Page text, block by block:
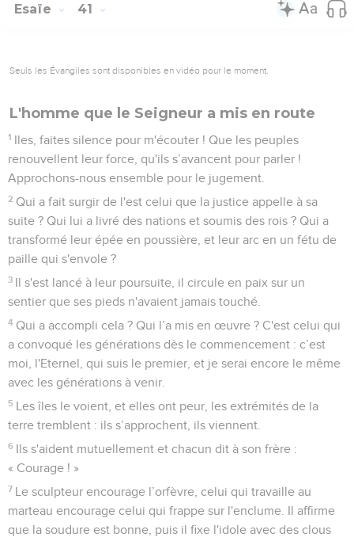
Esaïe 41
Seuls les Évangiles sont disponibles en vidéo pour le moment.
L'homme que le Seigneur a mis en route
1 Iles, faites silence pour m'écouter ! Que les peuples
renouvellent leur force, qu'ils s’avancent pour parler !
Approchons-nous ensemble pour le jugement.
2 Qui a fait surgir de l'est celui que la justice appelle à sa
suite ? Qui lui a livré des nations et soumis des rois ? Qui a
transformé leur épée en poussière, et leur arc en un fétu de
paille qui s'envole ?
3 Il s'est lancé à leur poursuite, il circule en paix sur un
sentier que ses pieds n'avaient jamais touché.
4 Qui a accompli cela ? Qui l’a mis en œuvre ? C'est celui qui
a convoqué les générations dès le commencement : c’est
moi, l'Eternel, qui suis le premier, et je serai encore le même
avec les générations à venir.
5 Les îles le voient, et elles ont peur, les extrémités de la
terre tremblent : ils s’approchent, ils viennent.
6 Ils s'aident mutuellement et chacun dit à son frère :
« Courage ! »
7 Le sculpteur encourage l’orfèvre, celui qui travaille au
marteau encourage celui qui frappe sur l'enclume. Il affirme
que la soudure est bonne, puis il fixe l'idole avec des clous